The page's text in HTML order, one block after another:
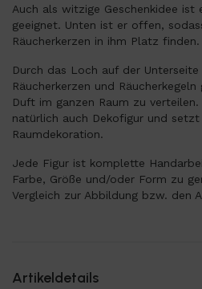
Auch als witzige Geschenkidee ist
geeignet. Unten ist er offen,
Räucherkerzen in ihm Platz finden.
Durch das Loch auf der
Räucherkerzen und
Duft im ganzen Raum zu
natürlich auch Dekofigur und
Raumdekoration.
Jede Figur ist komplette
Farbe, Größe und/oder Form zu
Vergleich zur Abbildung bzw. den
Artikeldetails